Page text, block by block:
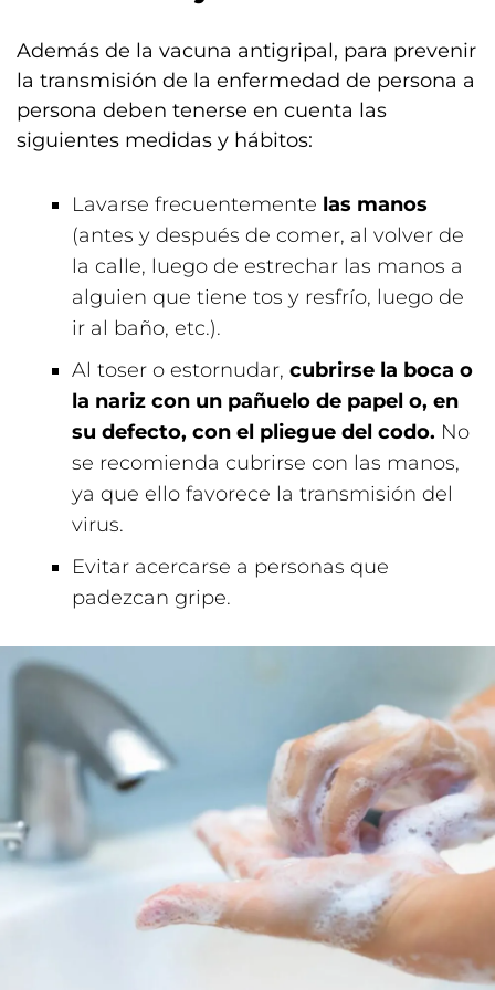
Además de la vacuna antigripal, para prevenir
la transmisión de la enfermedad de persona a
persona deben tenerse en cuenta las
siguientes medidas y hábitos:
Lavarse frecuentemente las manos
(antes y después de comer, al volver de
la calle, luego de estrechar las manos a
alguien que tiene tos y resfrío, luego de
ir al baño, etc.).
Al toser o estornudar, cubrirse la boca o
la nariz con un pañuelo de papel o, en
su defecto, con el pliegue del codo. No
se recomienda cubrirse con las manos,
ya que ello favorece la transmisión del
virus.
Evitar acercarse a personas que
padezcan gripe.